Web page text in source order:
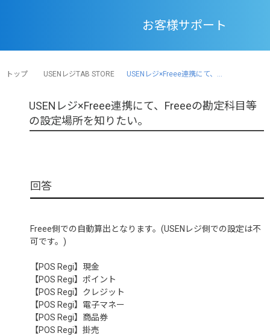
お客様サポート
トップ USENレジTAB STORE USENレジ×Freee連携にて、...
USENレジ×Freee連携にて、Freeeの勘定科目等
の設定場所を知りたい。
Freee側での自動算出となります。(USENレジ側での設定は不
可です。)
【POS Regi】現金
【POS Regi】ポイント
【POS Regi】クレジット
【POS Regi】電子マネー
【POS Regi】商品券
【POS Regi】掛売